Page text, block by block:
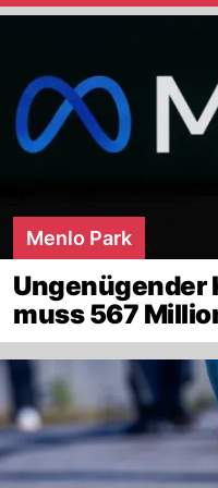
Menlo Park
Ungenügender
muss 567